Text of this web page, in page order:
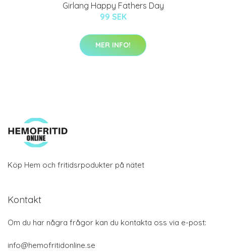
Girlang Happy Fathers Day
99 SEK
MER INFO!
Köp Hem och fritidsrpodukter på nätet
Kontakt
Om du har några frågor kan du kontakta oss via e-post:
info@hemofritidonline.se